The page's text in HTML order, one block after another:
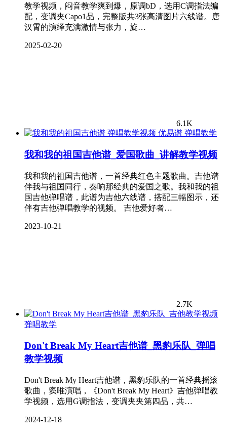
教学视频，闷音教学爽到爆，原调bD，选用C调指法编
配，变调夹Capo1品，完整版共3张高清图片六线谱。唐
汉霄的演绎充满激情与张力，旋…
2025-02-20
6.1K
弹唱教学
我和我的祖国吉他谱_爱国歌曲_讲解教学视频
我和我的祖国吉他谱，一首经典红色主题歌曲。吉他谱
伴我与祖国同行，奏响那经典的爱国之歌。我和我的祖
国吉他弹唱谱，此谱为吉他六线谱，搭配三幅图示，还
伴有吉他弹唱教学的视频。 吉他爱好者…
2023-10-21
2.7K
弹唱教学
Don't Break My Heart吉他谱_黑豹乐队_弹唱
教学视频
Don't Break My Heart吉他谱，黑豹乐队的一首经典摇滚
歌曲，窦唯演唱，《Don't Break My Heart》吉他弹唱教
学视频，选用G调指法，变调夹夹第四品，共…
2024-12-18